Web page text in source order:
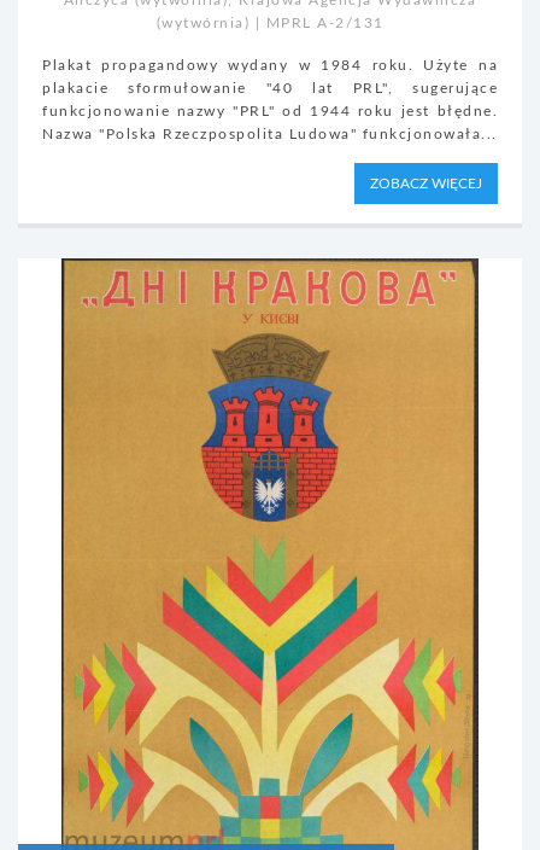
(wytwórnia) | MPRL A-2/131
Plakat propagandowy wydany w 1984 roku. Użyte na
plakacie sformułowanie "40 lat PRL", sugerujące
funkcjonowanie nazwy "PRL" od 1944 roku jest błędne.
Nazwa "Polska Rzeczpospolita Ludowa" funkcjonowała...
ZOBACZ WIĘCEJ